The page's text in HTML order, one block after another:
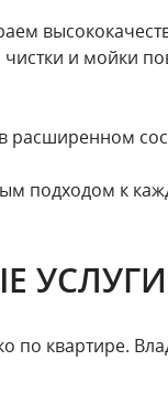
и мойки
расширенном
подходом к
УСЛУГИ
по квартире.